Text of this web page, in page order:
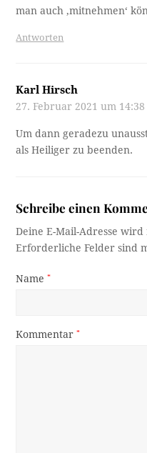
man auch ‚mitnehmen‘
Antworten
Karl Hirsch
27. Februar 2021 um
Um dann geradezu
als Heiliger zu beenden.
Schreibe einen
Deine E-Mail-Adresse
Erforderliche Felder sind
Name*
Kommentar*